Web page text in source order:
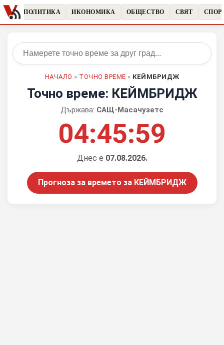
ПОЛИТИКА ИКОНОМИКА ОБЩЕСТВО СВЯТ СПОРТ
НАЧАЛО » ТОЧНО ВРЕМЕ » КЕЙМБРИДЖ
Точно време: КЕЙМБРИДЖ
Държава: САЩ-Масачузетс
04:45:59
Днес е 07.08.2026.
Прогноза за времето за КЕЙМБРИДЖ